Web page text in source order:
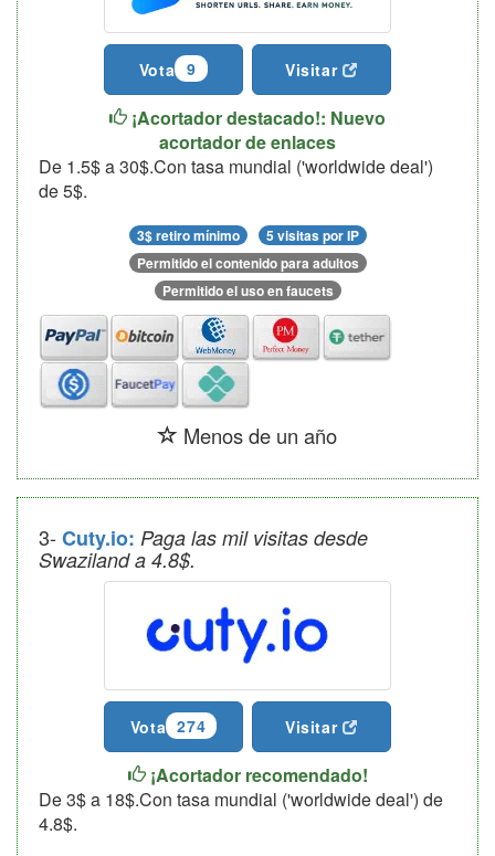
Vota 9 Visitar
¡Acortador destacado!: Nuevo
acortador de enlaces
De 1.5$ a 30$.Con tasa mundial ('worldwide deal')
de 5$.
3$ retiro mínimo
5 visitas por IP
Permitido el contenido para adultos
Permitido el uso en faucets
Menos de un año
3-Cuty.io:Paga las mil visitas desde
Swaziland a 4.8$.
Vota 274 Visitar
¡Acortador recomendado!
De 3$ a 18$.Con tasa mundial ('worldwide deal') de
4.8$.